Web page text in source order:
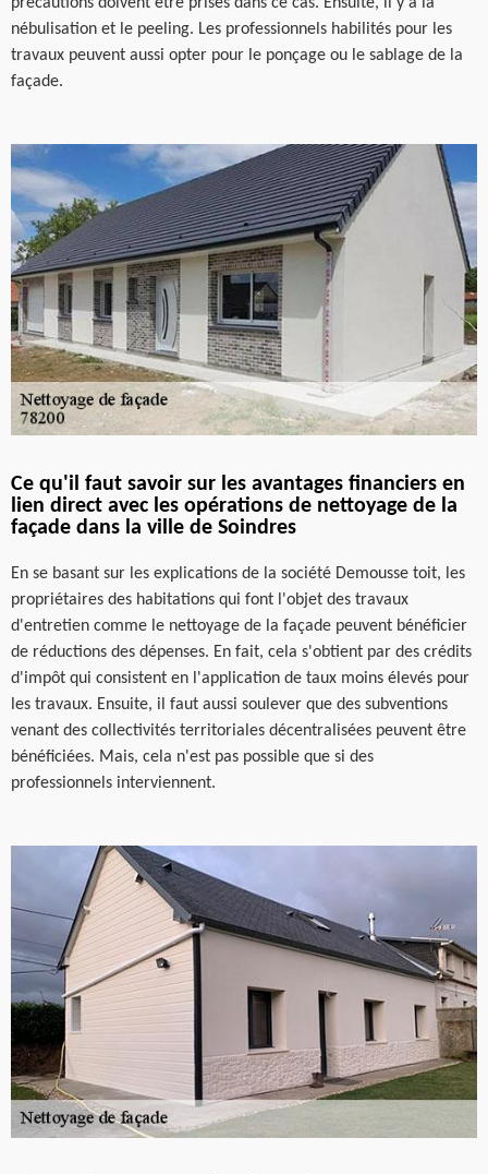
nébulisation et le peeling. Les professionnels habilités pour les
travaux peuvent aussi opter pour le ponçage ou le sablage de la
façade.
Ce qu'il faut savoir sur les avantages financiers en
lien direct avec les opérations de nettoyage de la
façade dans la ville de Soindres
En se basant sur les explications de la société Demousse toit, les
propriétaires des habitations qui font l'objet des travaux
d'entretien comme le nettoyage de la façade peuvent bénéficier
de réductions des dépenses. En fait, cela s'obtient par des crédits
d'impôt qui consistent en l'application de taux moins élevés pour
les travaux. Ensuite, il faut aussi soulever que des subventions
venant des collectivités territoriales décentralisées peuvent être
bénéficiées. Mais, cela n'est pas possible que si des
professionnels interviennent.